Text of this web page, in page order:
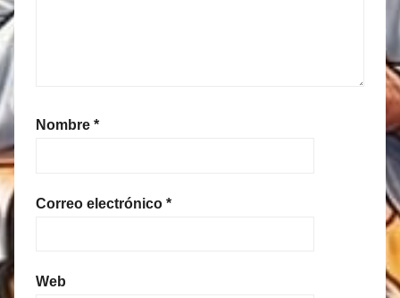
Nombre *
Correo electrónico *
Web